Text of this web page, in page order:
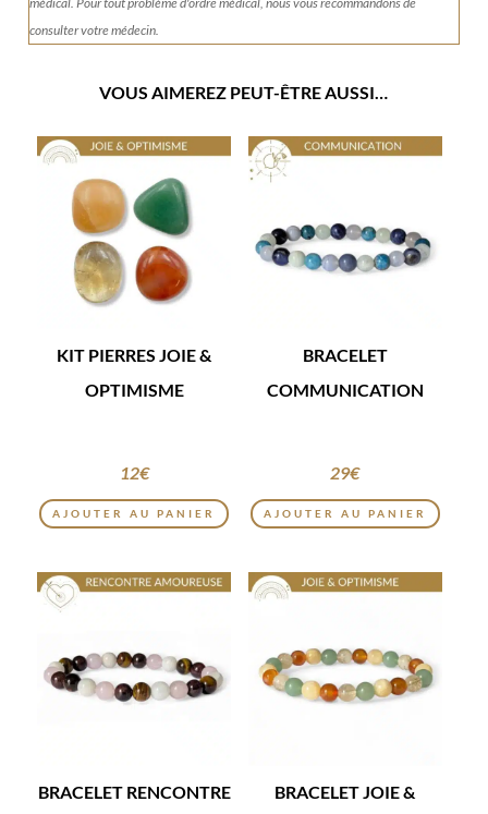
consulter votre médecin.
VOUS AIMEREZ PEUT-ÊTRE AUSSI…
KIT PIERRES JOIE &
OPTIMISME
12€
AJOUTER AU PANIER
BRACELET
COMMUNICATION
29€
AJOUTER AU PANIER
BRACELET RENCONTRE
BRACELET JOIE &